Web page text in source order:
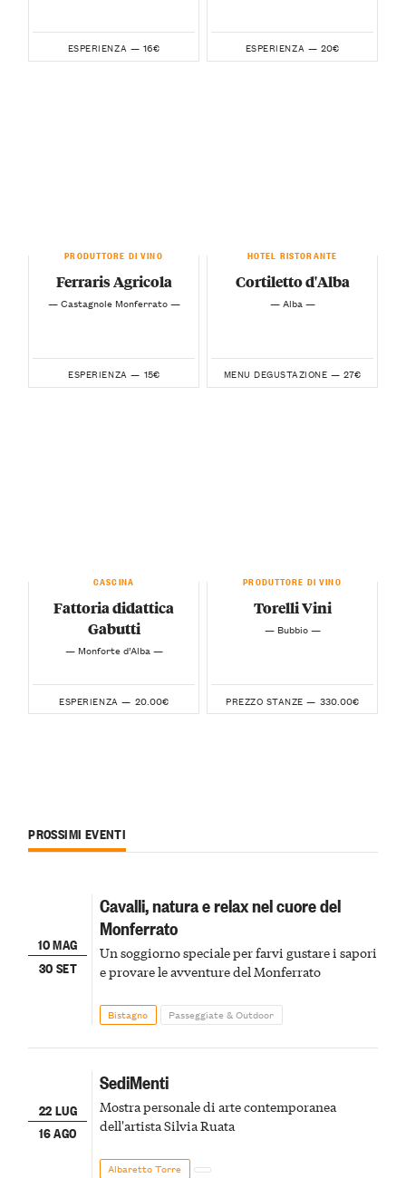
ESPERIENZA — 16€ ESPERIENZA — 20€
PRODUTTORE DI VINO
Ferraris Agricola
— Castagnole Monferrato —
ESPERIENZA — 15€
HOTEL RISTORANTE
Cortiletto d'Alba
— Alba —
MENU DEGUSTAZIONE — 27€
CASCINA
Fattoria didattica
Gabutti
— Monforte d’Alba —
ESPERIENZA — 20.00€
PRODUTTORE DI VINO
Torelli Vini
— Bubbio —
PREZZO STANZE — 330.00€
PROSSIMI EVENTI
10 MAG
30 SET
Cavalli, natura e relax nel cuore del
Monferrato
Un soggiorno speciale per farvi gustare i sapori
e provare le avventure del Monferrato
Bistagno Passeggiate & Outdoor
22 LUG
16 AGO
SediMenti
Mostra personale di arte contemporanea
dell'artista Silvia Ruata
Albaretto Torre